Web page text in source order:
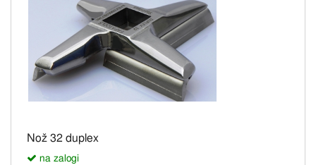
Nož 32 duplex
na zalogi